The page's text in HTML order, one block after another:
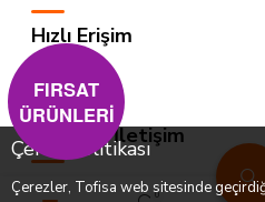
Çerez Politikası
Çerezler, Tofisa web sitesinde
0
Hızlı Erişim
Sosyal
Adres & İletişim
FIRSAT
ÜRÜNLERİ